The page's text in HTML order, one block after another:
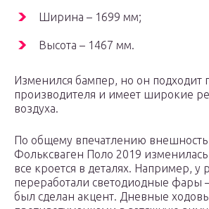
Ширина – 1699 мм;
Высота – 1467 мм.
Изменился бампер, но он подходит
производителя и имеет широкие
воздуха.
По общему впечатлению внешность
Фольксваген Поло 2019
все кроется в деталях. Например, у
переработали светодиодные фары
был сделан акцент. Дневные